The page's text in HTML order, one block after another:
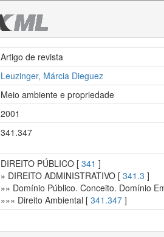
Artigo de revista
Leuzinger, Márcia Dieguez
Meio ambiente e propriedade
2001
341.347
DIREITO PÚBLICO [ 341 ]
» DIREITO ADMINISTRATIVO [ 341.3 ]
»» Domínio Público. Conceito. Domínio
»»» Direito Ambiental [ 341.347 ]